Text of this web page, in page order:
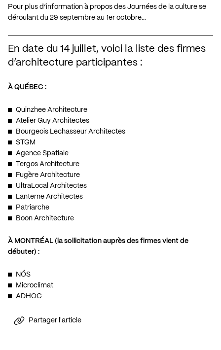
Pour plus d’information à propos des Journées de la culture se
déroulant du 29 septembre au 1er octobre…
En date du 14 juillet, voici la liste des firmes
d’architecture participantes :
À QUÉBEC :
Quinzhee Architecture
Atelier Guy Architectes
Bourgeois Lechasseur Architectes
STGM
Agence Spatiale
Tergos Architecture
Fugère Architecture
UltraLocal Architectes
Lanterne Architectes
Patriarche
Boon Architecture
À MONTRÉAL (la sollicitation auprès des firmes vient de
débuter) :
NÓS
Microclimat
ADHOC
Partager l'article